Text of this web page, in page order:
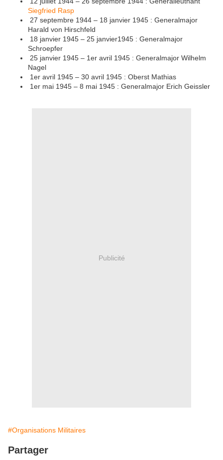
Siegfried Rasp
27 septembre 1944 – 18 janvier 1945 : Generalmajor
Harald von Hirschfeld
18 janvier 1945 – 25 janvier1945 : Generalmajor
Schroepfer
25 janvier 1945 – 1er avril 1945 : Generalmajor Wilhelm
Nagel
1er avril 1945 – 30 avril 1945 : Oberst Mathias
1er mai 1945 – 8 mai 1945 : Generalmajor Erich Geissler
Publicité
#Organisations Militaires
Partager